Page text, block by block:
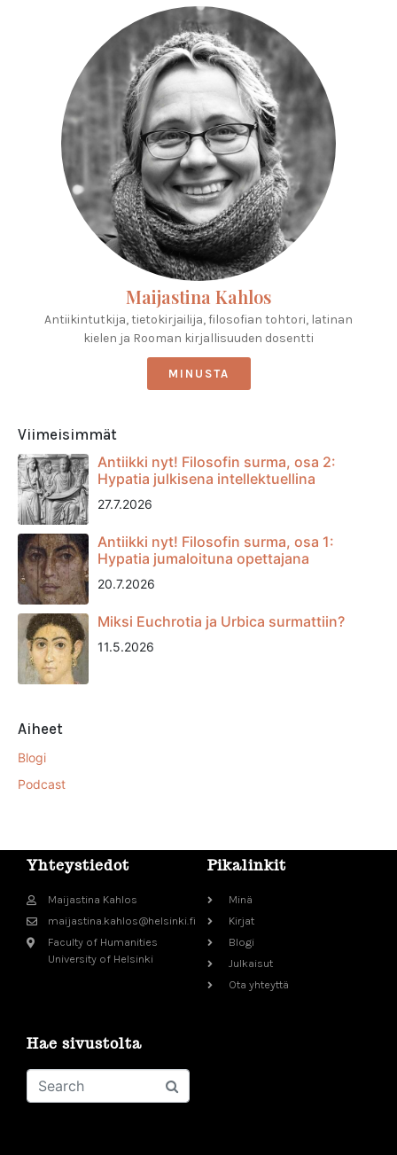
Maijastina Kahlos
Antiikintutkija, tietokirjailija, filosofian tohtori, latinan
kielen ja Rooman kirjallisuuden dosentti
MINUSTA
Viimeisimmät
Antiikki nyt! Filosofin surma, osa 2:
Hypatia julkisena intellektuellina
27.7.2026
Antiikki nyt! Filosofin surma, osa 1:
Hypatia jumaloituna opettajana
20.7.2026
Miksi Euchrotia ja Urbica surmattiin?
11.5.2026
Aiheet
Blogi
Podcast
Yhteystiedot
Maijastina Kahlos
maijastina.kahlos@helsinki.fi
Faculty of Humanities
University of Helsinki
Pikalinkit
Minä
Kirjat
Blogi
Julkaisut
Ota yhteyttä
Hae sivustolta